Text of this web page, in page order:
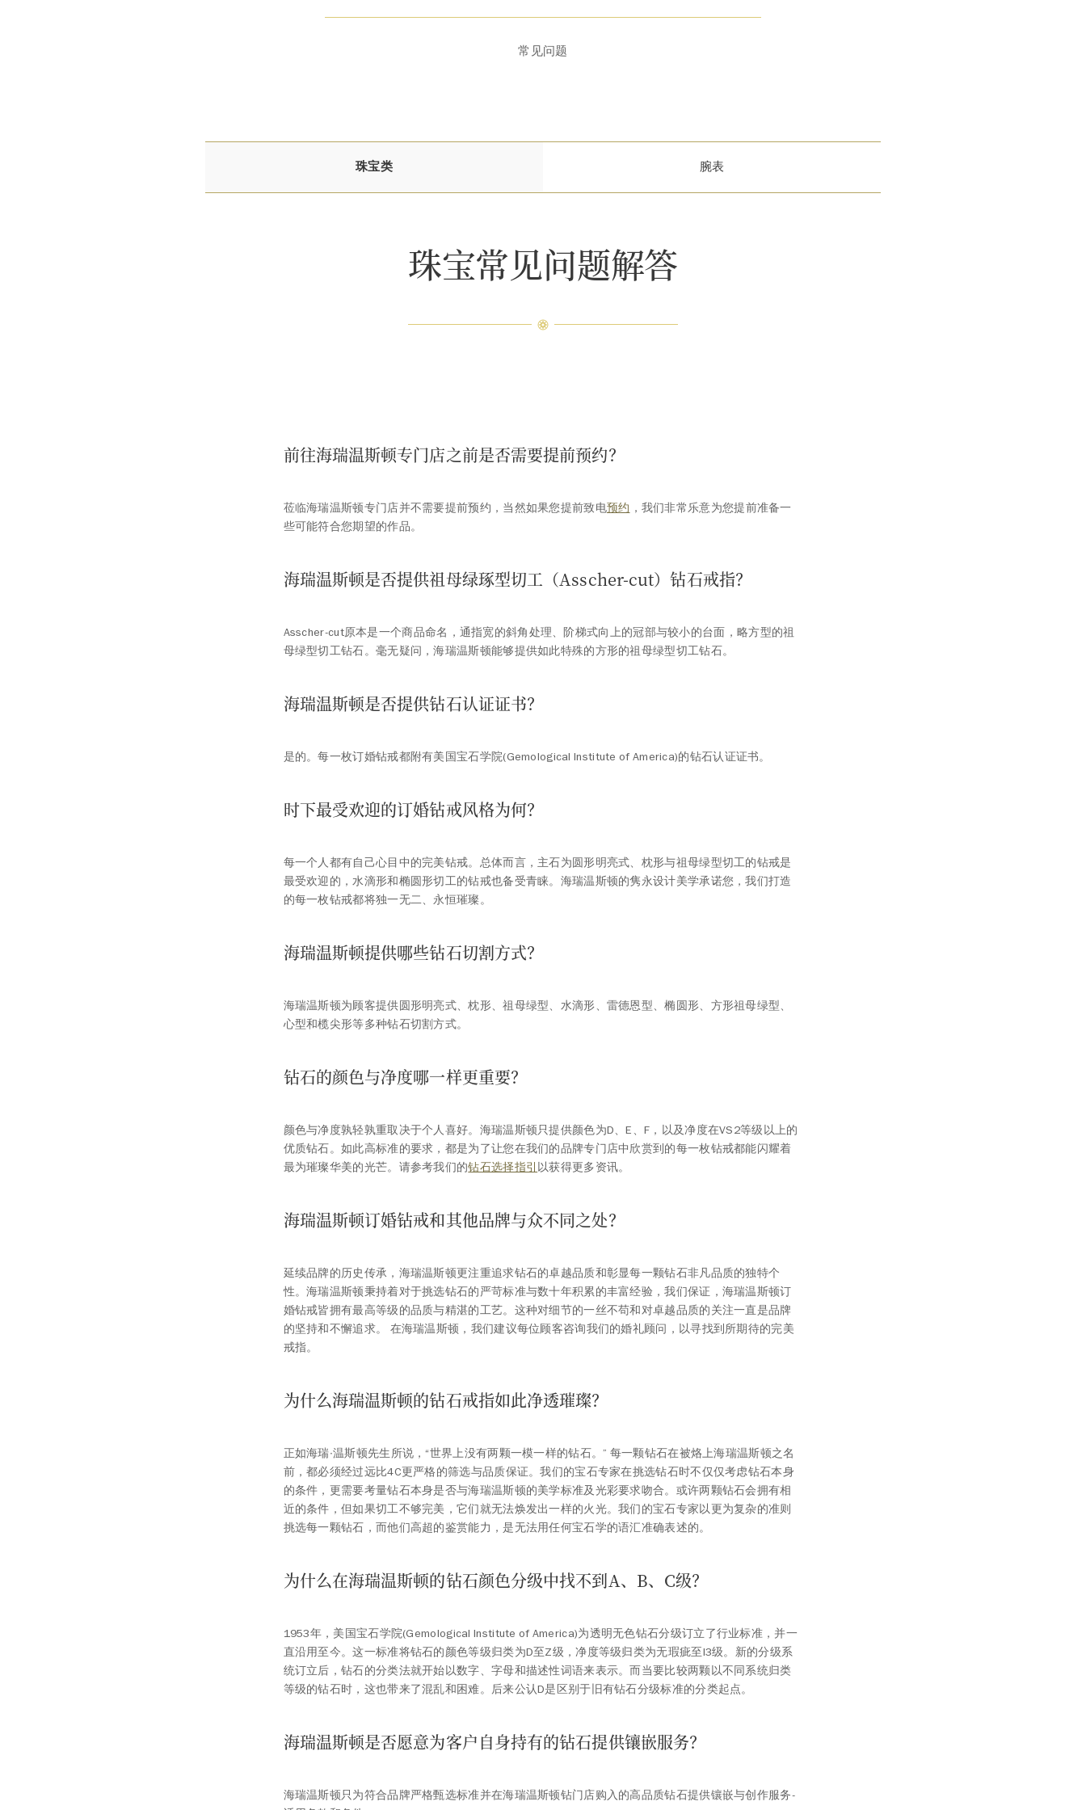
常见问题
珠宝类 腕表
珠宝常见问题解答
前往海瑞温斯顿专门店之前是否需要提前预约？
莅临海瑞温斯顿专门店并不需要提前预约，当然如果您提前致电预约 ，我们非常乐意为您提前准备一
些可能符合您期望的作品。
海瑞温斯顿是否提供祖母绿琢型切工（Asscher-cut）钻石戒指？
Asscher-cut原本是一个商品命名，通指宽的斜角处理、阶梯式向上的冠部与较小的台面，略方型的祖
母绿型切工钻石。毫无疑问，海瑞温斯顿能够提供如此特殊的方形的祖母绿型切工钻石。
海瑞温斯顿是否提供钻石认证证书？
是的。每一枚订婚钻戒都附有美国宝石学院(Gemological Institute of America)的钻石认证证书。
时下最受欢迎的订婚钻戒风格为何？
每一个人都有自己心目中的完美钻戒。总体而言，主石为圆形明亮式、枕形与祖母绿型切工的钻戒是
最受欢迎的，水滴形和椭圆形切工的钻戒也备受青睐。海瑞温斯顿的隽永设计美学承诺您，我们打造
的每一枚钻戒都将独一无二、永恒璀璨。
海瑞温斯顿提供哪些钻石切割方式？
海瑞温斯顿为顾客提供圆形明亮式、枕形、祖母绿型、水滴形、雷德恩型、椭圆形、方形祖母绿型、
心型和榄尖形等多种钻石切割方式。
钻石的颜色与净度哪一样更重要？
颜色与净度孰轻孰重取决于个人喜好。海瑞温斯顿只提供颜色为D、E、F，以及净度在VS2等级以上的
优质钻石。如此高标准的要求，都是为了让您在我们的品牌专门店中欣赏到的每一枚钻戒都能闪耀着
最为璀璨华美的光芒。请参考我们的钻石选择指引 以获得更多资讯。
海瑞温斯顿订婚钻戒和其他品牌与众不同之处？
延续品牌的历史传承，海瑞温斯顿更注重追求钻石的卓越品质和彰显每一颗钻石非凡品质的独特个
性。海瑞温斯顿秉持着对于挑选钻石的严苛标准与数十年积累的丰富经验，我们保证，海瑞温斯顿订
婚钻戒皆拥有最高等级的品质与精湛的工艺。这种对细节的一丝不苟和对卓越品质的关注一直是品牌
的坚持和不懈追求。 在海瑞温斯顿，我们建议每位顾客咨询我们的婚礼顾问，以寻找到所期待的完美
戒指。
为什么海瑞温斯顿的钻石戒指如此净透璀璨？
正如海瑞∙温斯顿先生所说，“世界上没有两颗一模一样的钻石。” 每一颗钻石在被烙上海瑞温斯顿之名
前，都必须经过远比4C更严格的筛选与品质保证。我们的宝石专家在挑选钻石时不仅仅考虑钻石本身
的条件，更需要考量钻石本身是否与海瑞温斯顿的美学标准及光彩要求吻合。或许两颗钻石会拥有相
近的条件，但如果切工不够完美，它们就无法焕发出一样的火光。我们的宝石专家以更为复杂的准则
挑选每一颗钻石，而他们高超的鉴赏能力，是无法用任何宝石学的语汇准确表述的。
为什么在海瑞温斯顿的钻石颜色分级中找不到A、B、C级？
1953年，美国宝石学院(Gemological Institute of America)为透明无色钻石分级订立了行业标准，并一
直沿用至今。这一标准将钻石的颜色等级归类为D至Z级，净度等级归类为无瑕疵至I3级。新的分级系
统订立后，钻石的分类法就开始以数字、字母和描述性词语来表示。而当要比较两颗以不同系统归类
等级的钻石时，这也带来了混乱和困难。后来公认D是区别于旧有钻石分级标准的分类起点。
海瑞温斯顿是否愿意为客户自身持有的钻石提供镶嵌服务？
海瑞温斯顿只为符合品牌严格甄选标准并在海瑞温斯顿钻门店购入的高品质钻石提供镶嵌与创作服务-